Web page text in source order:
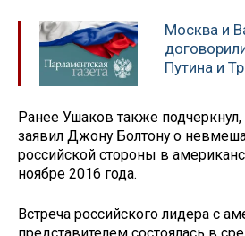
Москва и
Путина и
Ранее Ушаков также
заявил Джону Болтону о
российской стороны в
ноябре 2016 года.
Встреча российского лидера с
представителем состоялась в